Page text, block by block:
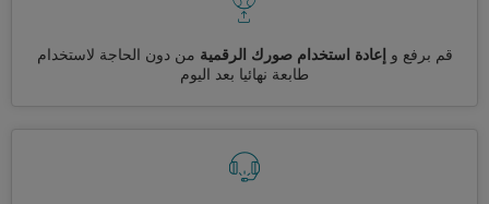
قم برفع و إعادة استخدام صورك الرقمية من دون الحاجة لاستخدام
طابعة نهائيا بعد اليوم